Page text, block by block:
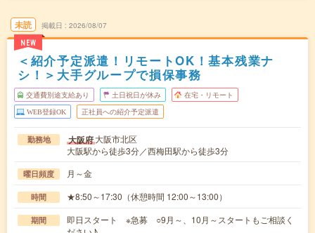
未読
NEW
掲載日 2026/08/07
＜紹介予定派遣！リモートOK！基本残業ナ
シ！＞大手グループで損保事務
交通費別途支給あり 土日祝日が休み 在宅・リモート
WEB登録OK 正社員への紹介予定派遣
勤務地 大阪府大阪市北区
大阪駅から徒歩3分／西梅田駅から徒歩3分
曜日頻度 月～金
時間 ★8:50～17:30（休憩時間 12:00～13:00）
期間
即日スタート ※急募 ○9月～、10月～スタートもご相談く